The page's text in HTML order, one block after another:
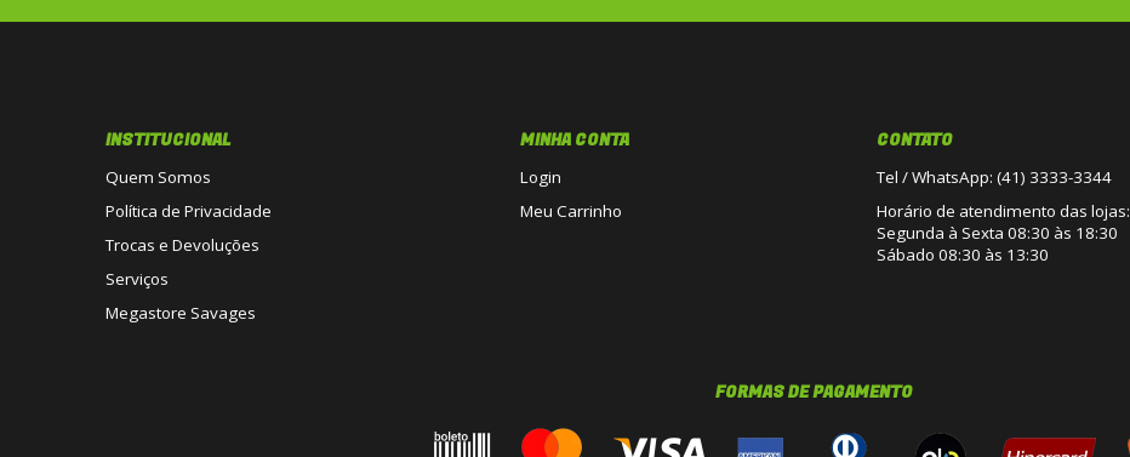
INSTITUCIONAL
Quem Somos
Política de Privacidade
Trocas e Devoluções
Serviços
Megastore Savages
MINHA CONTA
Login
Meu Carrinho
CONTATO
Tel / WhatsApp: (41) 3333-3344
Horário de atendimento das lojas:
Segunda à Sexta 08:30 às 18:30
Sábado 08:30 às 13:30
FORMAS DE PAGAMENTO